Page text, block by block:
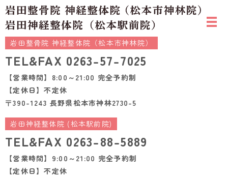
岩田整骨院 神経整体院（松本市神林院）
TEL&FAX 0263-57-7025
【営業時間】8:00～21:00 完全予約制
【定休日】不定休
〒390-1243 長野県松本市神林2730-5
岩田神経整体院 (松本駅前院)
TEL&FAX 0263-88-5889
【営業時間】9:00～21:00 完全予約制
【定休日】不定休